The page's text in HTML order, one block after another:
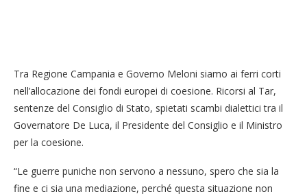
Tra Regione Campania e Governo Meloni siamo ai ferri corti
nell’allocazione dei fondi europei di coesione. Ricorsi al Tar,
sentenze del Consiglio di Stato, spietati scambi dialettici tra il
Governatore De Luca, il Presidente del Consiglio e il Ministro
per la coesione.
“Le guerre puniche non servono a nessuno, spero che sia la
fine e ci sia una mediazione, perché questa situazione non